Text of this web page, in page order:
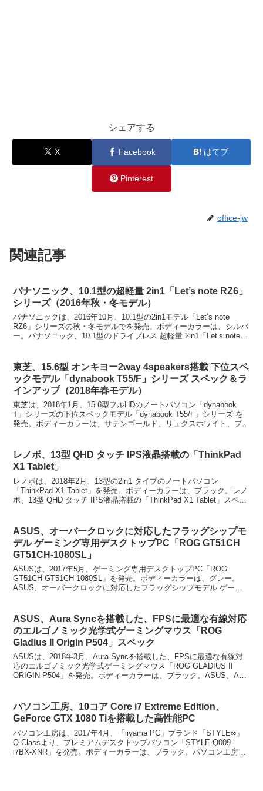
シェアする
X Facebook はてブ
Pinterest
office-jw
関連記事
パナソニック、10.1型の超軽量 2in1「Let’s note RZ6」
シリーズ（2016年秋・冬モデル）
パナソニックは、2016年10月、10.1型の2in1モデル「Let’s note
RZ6」シリーズの秋・冬モデルでを発売。ボディーカラーは、シルバ
ー。パナソニック、10.1型のドライブレス 超軽量 2in1「Let’s note
東芝、15.6型 オンキヨー2way 4speakers搭載 下位スペ
ックモデル「dynabook T55/F」シリーズ スペック＆ラ
インアップ（2018年春モデル）
東芝は、2018年1月、15.6型フルHDのノートパソコン「dynabook
T」シリーズの下位スペックモデル「dynabook T55/F」シリーズ を
発売。ボディーカラーは、サテンゴールド、リュクスホワイト、プレ
レノボ、13型 QHD タッチ IPS液晶搭載の「ThinkPad
X1 Tablet」
レノボは、2018年2月、13型の2in1 タイプのノートパソコン
「ThinkPad X1 Tablet」を発売。ボディーカラーは、ブラック。レノ
ボ、13型 QHD タッチ IPS液晶搭載の「ThinkPad X1 Tablet」スペッ
ASUS、オーバークロックに対応したフラッグシップモ
デル ゲーミング専用デスクトップPC「ROG GT51CH
GT51CH-1080SL」
ASUSは、2017年5月、ゲーミング専用デスクトップPC「ROG
GT51CH GT51CH-1080SL」を発売。ボディーカラーは、グレー。
ASUS、オーバークロックに対応したフラッグシップモデル ゲーミ
ASUS、Aura Syncを搭載した、FPSに最適な有線対応
のエルゴノミック光学式ゲーミングマウス「ROG
Gladius II Origin P504」スペック
ASUSは、2018年3月、Aura Syncを搭載した、FPSに最適な有線対
応のエルゴノミック光学式ゲーミングマウス「ROG GLADIUS II
ORIGIN P504」を発売。ボディーカラーは、ブラック。ASUS、Aura
パソコン工房、10コア Core i7 Extreme Edition、
GeForce GTX 1080 Tiを搭載した高性能PC
パソコン工房は、2017年4月、「iiyama PC」ブランド「STYLE∞」
Q-Classより、プレミアムデスクトップパソコン「STYLE-Q009-
i7BX-XNR」を発売。ボディーカラーは、ブラック。パソコン工房、